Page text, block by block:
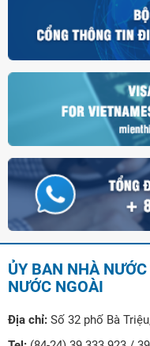
ỦY BAN NHÀ
NƯỚC NGOÀI
Địa chỉ: Số 32 phố Bà